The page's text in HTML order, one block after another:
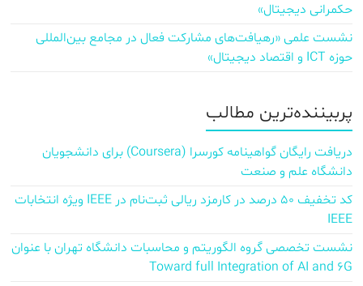
حکمرانی دیجیتال»
نشست علمی «رهیافت‌های مشارکت فعال در مجامع بین‌المللی
حوزه ICT و اقتصاد دیجیتال»
پربیننده‌ترین مطالب
دریافت رایگان گواهینامه کورسرا (Coursera) برای دانشجویان
دانشگاه علم و صنعت
کد تخفیف ۵۰ درصد در کارمزد ریالی ثبت‌نام در IEEE ویژه انتخابات
IEEE
نشست تخصصی گروه الگوریتم و محاسبات دانشگاه تهران با عنوان
Toward full Integration of AI and 6G